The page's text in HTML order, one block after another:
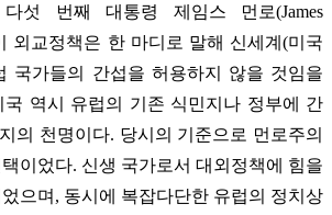
섯 번째 대통령 제임스 먼로(James
외교정책은 한 마디로 말해 신세계(미국
국가들의 간섭을 허용하지 않을 것임을
국 역시 유럽의 기존 식민지나 정부에 간
의 천명이다. 당시의 기준으로 먼로주의
이었다. 신생 국가로서 대외정책에 힘을
으며, 동시에 복잡다단한 유럽의 정치상